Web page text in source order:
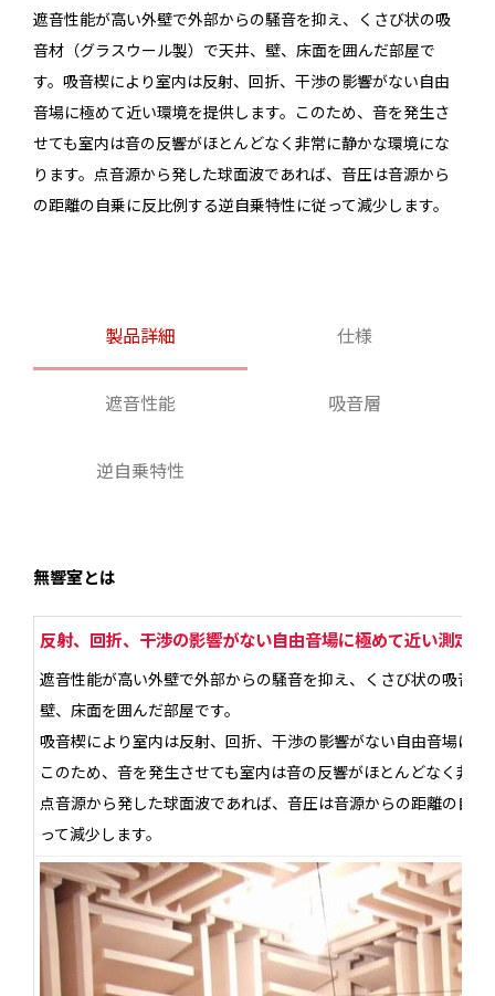
遮音性能が高い外壁で外部からの騒音を抑え、くさび状の吸
音材（グラスウール製）で天井、壁、床面を囲んだ部屋で
す。吸音楔により室内は反射、回折、干渉の影響がない自由
音場に極めて近い環境を提供します。このため、音を発生さ
せても室内は音の反響がほとんどなく非常に静かな環境にな
ります。点音源から発した球面波であれば、音圧は音源から
の距離の自乗に反比例する逆自乗特性に従って減少します。
製品詳細 仕様
遮音性能 吸音層
逆自乗特性
無響室とは
反射、回折、干渉の影響がない自由音場に極めて近い測定環
遮音性能が高い外壁で外部からの騒音を抑え、くさび状の吸音
壁、床面を囲んだ部屋です。
吸音楔により室内は反射、回折、干渉の影響がない自由音場に
このため、音を発生させても室内は音の反響がほとんどなく非
点音源から発した球面波であれば、音圧は音源からの距離の自
って減少します。